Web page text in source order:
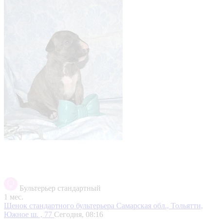
Бультерьер стандартный
1 мес.
Щенок стандартного бультерьера Самарская обл., Тольятти,
Южное ш. , 77 Сегодня, 08:16